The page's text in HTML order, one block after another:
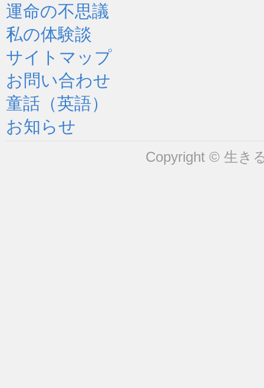
運命の不思議
私の体験談
サイトマップ
お問い合わせ
童話（英語）
お知らせ
Copyright © 生き